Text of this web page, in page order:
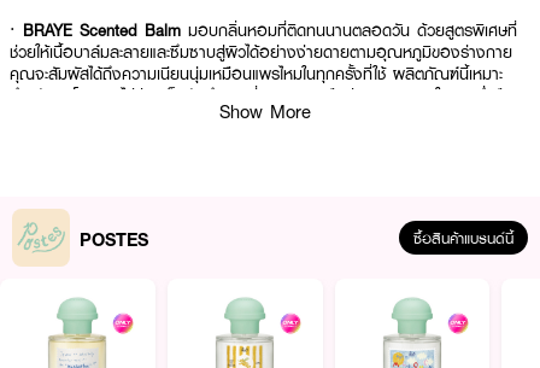
· BRAYE Scented Balm มอบกลิ่นหอมที่ติดทนนานตลอดวัน ด้วยสูตรพิเศษที่
ช่วยให้เนื้อบาล์มละลายและซึมซาบสู่ผิวได้อย่างง่ายดายตามอุณหภูมิของร่างกาย
คุณจะสัมผัสได้ถึงความเนียนนุ่มเหมือนแพรไหมในทุกครั้งที่ใช้ ผลิตภัณฑ์นี้เหมาะ
สำหรับทุกโอกาส ไม่ว่าจะเป็นวันทำงานที่ยาวนาน หรือช่วงเวลาพิเศษในยามค่ำคืน
·POSTES Eau de Parfum : ฉีดสเปรย์ 1 – 2 ครั้ง บริเวณจุดชีพจร เพื่อ
ความหอมติดทนนาน
·BRAYE-Scented Balm : แตะเนื้อผลิตภัณฑ์แล้วทาในบริเวณที่ต้องการ
Show More
POSTES ซื้อสินค้าแบรนด์นี้